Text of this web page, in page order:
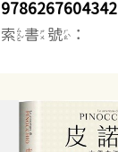
9786267604342
索書號：